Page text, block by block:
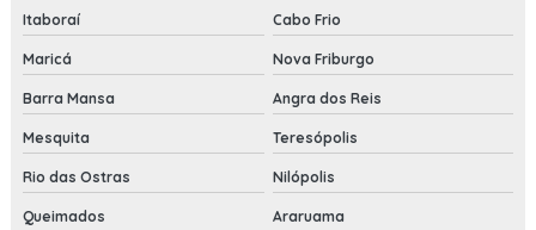
Itaboraí Cabo Frio
Maricá Nova Friburgo
Barra Mansa Angra dos Reis
Mesquita Teresópolis
Rio das Ostras Nilópolis
Queimados Araruama